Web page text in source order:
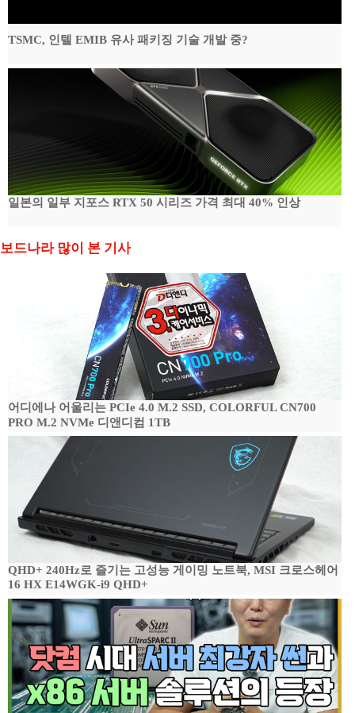
TSMC, 인텔 EMIB 유사 패키징 기술 개발 중?
일본의 일부 지포스 RTX 50 시리즈 가격 최대 40% 인상
보드나라 많이 본 기사
어디에나 어울리는 PCIe 4.0 M.2 SSD, COLORFUL CN700
PRO M.2 NVMe 디앤디컴 1TB
QHD+ 240Hz로 즐기는 고성능 게이밍 노트북, MSI 크로스헤어
16 HX E14WGK-i9 QHD+